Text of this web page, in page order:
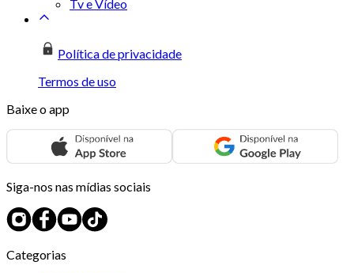
Tv e Vídeo
Política de privacidade
Termos de uso
Baixe o app
Siga-nos nas mídias sociais
Categorias